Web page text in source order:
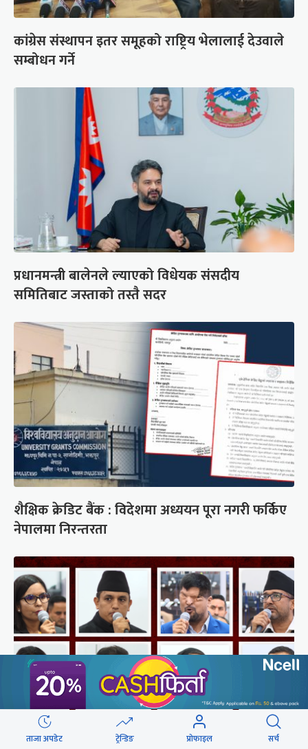
कांग्रेस संस्थापन इतर समूहको राष्ट्रिय भेलालाई देउवाले
सम्बोधन गर्ने
प्रधानमन्त्री बालेनले ल्याएको विधेयक संसदीय
समितिबाट जस्ताको तस्तै सदर
शैक्षिक क्रेडिट बैंक : विदेशमा अध्ययन पूरा नगरी फर्किए
नेपालमा निरन्तरता
ताजा अपडेट ट्रेन्डिङ प्रोफाइल सर्च